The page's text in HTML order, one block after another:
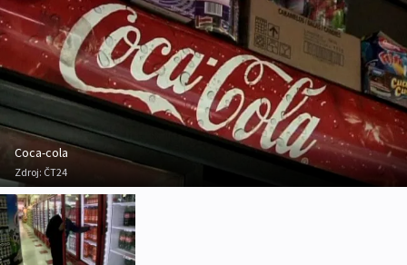
Coca-cola
Zdroj: ČT24